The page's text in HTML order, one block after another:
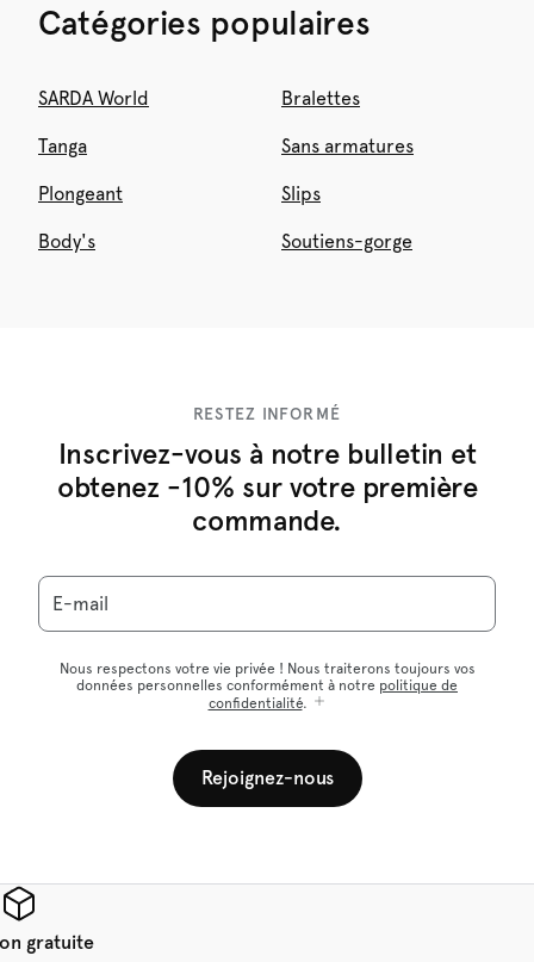
Catégories populaires
SARDA World Bralettes
Tanga Sans armatures
Plongeant Slips
Body's Soutiens-gorge
RESTEZ INFORMÉ
Inscrivez-vous à notre bulletin et
obtenez -10% sur votre première
commande.
E-mail
Nous respectons votre vie privée ! Nous traiterons toujours vos
données personnelles conformément à notre politique de
confidentialité.
Rejoignez-nous
gratuite